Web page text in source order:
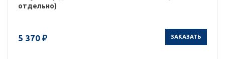
отдельно)
5 370 ₽ ЗАКАЗАТЬ